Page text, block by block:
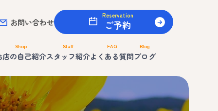
お問い合わせ
Reservation
ご予約
Shop
店の自己紹介
Staff
スタッフ紹介
FAQ
よくある質問
Blog
ブログ